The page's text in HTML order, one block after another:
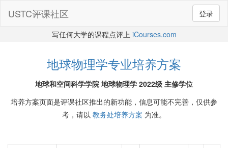
登录
USTC评课社区
写任何大学的课程点评上 iCourses.com
地球物理学专业培养方案
地球和空间科学学院 地球物理学 2022级 主修学位
培养方案页面是评课社区推出的新功能，信息可能不完善，仅供参
考，请以 教务处培养方案 为准。